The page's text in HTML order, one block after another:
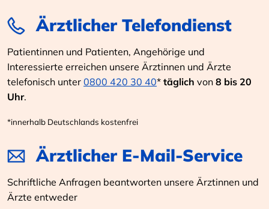
Ärztlicher Telefondienst
Patientinnen und Patienten, Angehörige und
Interessierte erreichen unsere Ärztinnen und Ärzte
telefonisch unter 0800 420 30 40* täglich von 8 bis 20
Uhr.
*innerhalb Deutschlands kostenfrei
Ärztlicher E-Mail-Service
Schriftliche Anfragen beantworten unsere Ärztinnen und
Ärzte entweder